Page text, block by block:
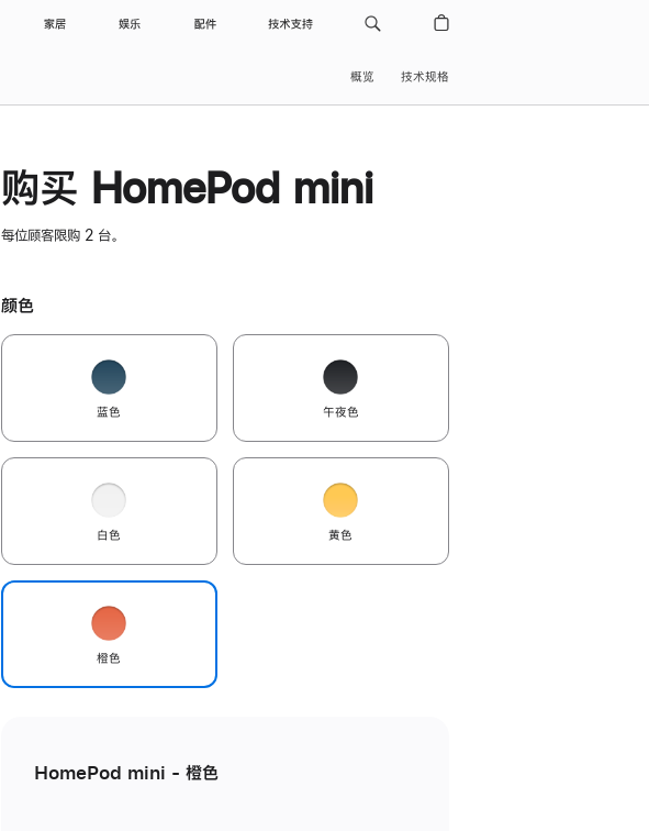
家居 娱乐 配件 技术支持
概览 技术规格
购买 HomePod mini
每位顾客限购 2 台。
颜色
蓝色 午夜色
白色 黄色
橙色
HomePod mini - 橙色